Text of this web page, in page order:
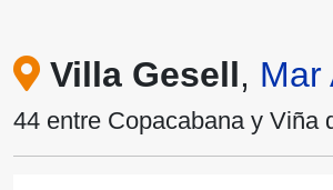
Villa Gesell, Mar
44 entre Copacabana y Viña